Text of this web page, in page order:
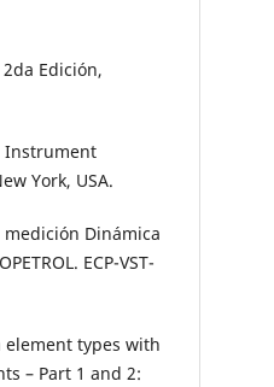
Edición,
Instrument
York, USA.
Dinámica
ECP-VST-
element types with
– Part 1 and 2: